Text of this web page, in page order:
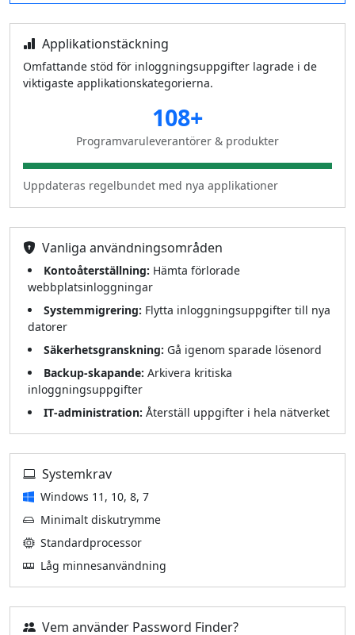
Applikationstäckning
Omfattande stöd för inloggningsuppgifter lagrade i de
viktigaste applikationskategorierna.
108+
Programvaruleverantörer & produkter
Uppdateras regelbundet med nya applikationer
Vanliga användningsområden
Kontoåterställning: Hämta förlorade
webbplatsinloggningar
Systemmigrering: Flytta inloggningsuppgifter till nya
datorer
Säkerhetsgranskning: Gå igenom sparade lösenord
Backup‑skapande: Arkivera kritiska
inloggningsuppgifter
IT‑administration: Återställ uppgifter i hela nätverket
Systemkrav
Windows 11, 10, 8, 7
Minimalt diskutrymme
Standardprocessor
Låg minnesanvändning
Vem använder Password Finder?